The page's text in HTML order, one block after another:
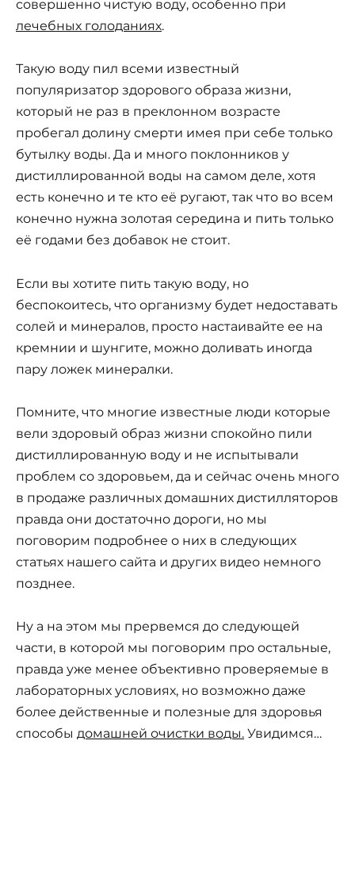
совершенно чистую воду, особенно при
лечебных голоданиях.
Такую воду пил всеми известный
популяризатор здорового образа жизни,
который не раз в преклонном возрасте
пробегал долину смерти имея при себе только
бутылку воды. Да и много поклонников у
дистиллированной воды на самом деле, хотя
есть конечно и те кто её ругают, так что во всем
конечно нужна золотая середина и пить только
её годами без добавок не стоит.
Если вы хотите пить такую воду, но
беспокоитесь, что организму будет недоставать
солей и минералов, просто настаивайте ее на
кремнии и шунгите, можно доливать иногда
пару ложек минералки.
Помните, что многие известные люди которые
вели здоровый образ жизни спокойно пили
дистиллированную воду и не испытывали
проблем со здоровьем, да и сейчас очень много
в продаже различных домашних дистилляторов
правда они достаточно дороги, но мы
поговорим подробнее о них в следующих
статьях нашего сайта и других видео немного
позднее.
Ну а на этом мы прервемся до следующей
части, в которой мы поговорим про остальные,
правда уже менее объективно проверяемые в
лабораторных условиях, но возможно даже
более действенные и полезные для здоровья
способы домашней очистки воды. Увидимся…